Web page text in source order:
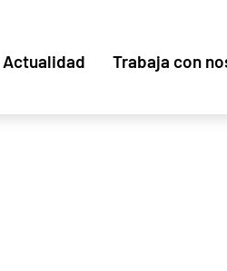
Actualidad Trabaja con